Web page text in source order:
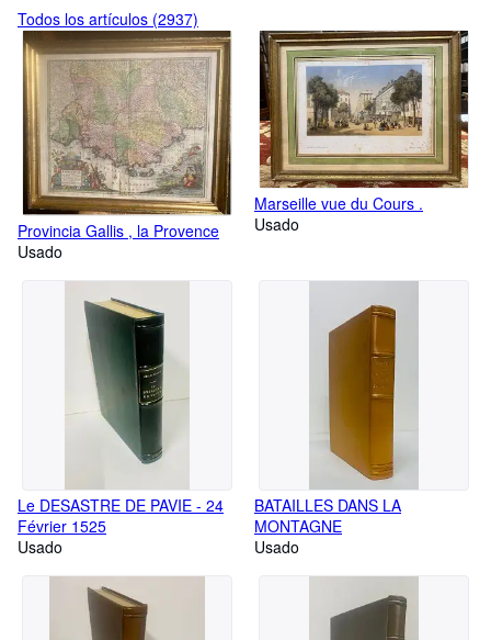
Todos los artículos (2937)
Provincia Gallis , la Provence
Usado
Marseille vue du Cours .
Usado
Le DESASTRE DE PAVIE - 24
Février 1525
Usado
BATAILLES DANS LA
MONTAGNE
Usado